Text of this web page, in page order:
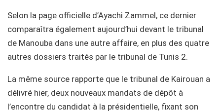
Selon la page officielle d’Ayachi Zammel, ce dernier
comparaîtra également aujourd’hui devant le tribunal
de Manouba dans une autre affaire, en plus des quatre
autres dossiers traités par le tribunal de Tunis 2.
La même source rapporte que le tribunal de Kairouan a
délivré hier, deux nouveaux mandats de dépôt à
l’encontre du candidat à la présidentielle, fixant son